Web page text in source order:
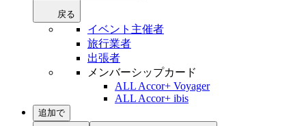
戻る
イベント主催者
旅行業者
出張者
メンバーシップカード
ALL Accor+ Voyager
ALL Accor+ ibis
追加で